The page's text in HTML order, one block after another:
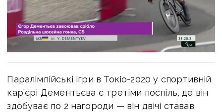
Паралімпійські ігри в Токіо-2020 у спортивній
кар’єрі Дементьєва є третіми поспіль, де він
здобуває по 2 нагороди — він двічі ставав